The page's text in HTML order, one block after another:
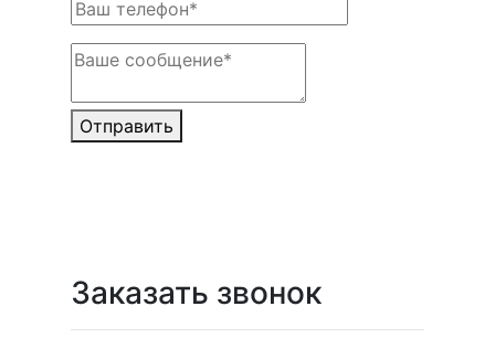
Отправить
Заказать звонок